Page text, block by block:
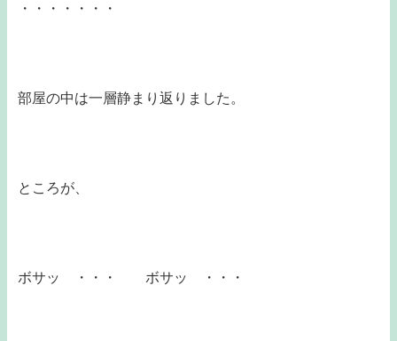
・・・・・・・
部屋の中は一層静まり返りました。
ところが、
ボサッ ・・・ ボサッ ・・・